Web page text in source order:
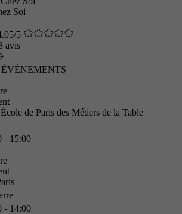
Soi
5
avis
de Paris des Métiers de la Table
- 15:00
- 14:00